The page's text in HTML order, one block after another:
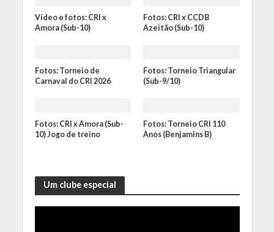
Vídeo e fotos: CRI x
Amora (Sub-10)
Fotos: CRI x CCDB
Azeitão (Sub-10)
Fotos: Torneio de
Carnaval do CRI 2026
Fotos: Torneio Triangular
(Sub-9/10)
Fotos: CRI x Amora (Sub-
10) Jogo de treino
Fotos: Torneio CRI 110
Anos (Benjamins B)
Um clube especial